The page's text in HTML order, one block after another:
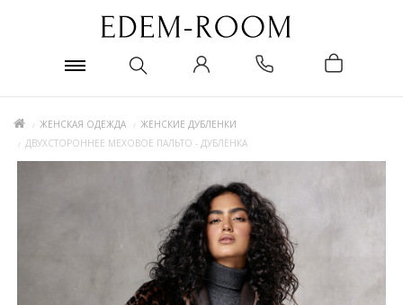
ЖЕНСКАЯ ОДЕЖДА
ЖЕНСКИЕ ДУБЛЕНКИ
ДВУХСТОРОННЕЕ МЕХОВОЕ ПАЛЬТО - ДУБЛЁНКА